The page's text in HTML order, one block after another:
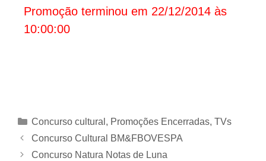
Promoção terminou em 22/12/2014 às
10:00:00
Categorias
Concurso cultural , Promoções Encerradas, TVs
Concurso Cultural BM&FBOVESPA
Concurso Natura Notas de Luna